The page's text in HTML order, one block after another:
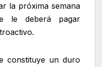
la próxima semana
le deberá pagar
constituye un duro